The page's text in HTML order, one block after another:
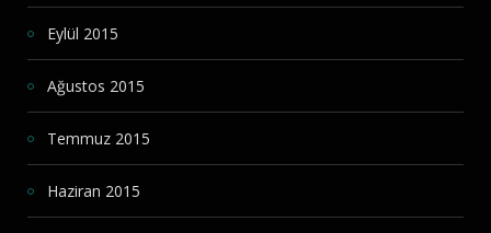
Eylül 2015
Ağustos 2015
Temmuz 2015
Haziran 2015